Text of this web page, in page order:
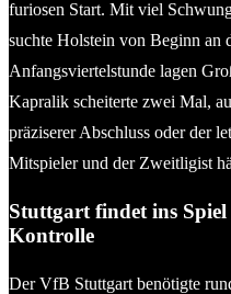
furiosen Start. Mit viel
suchte Holstein von Beginn an
Anfangsviertelstunde lagen
Kapralik scheiterte zwei Mal,
präziserer Abschluss oder der
Mitspieler und der Zweitligist
Stuttgart findet ins
Kontrolle
Der VfB Stuttgart benötigte